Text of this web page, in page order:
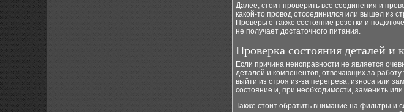
Далее, стоит проверить все соединения и
какой-то провод отсоединился или вышел из
Проверьте также состояние розетки и
не получает достаточного питания.
Проверка состояния деталей и
Если причина неисправности не является
деталей и компонентов, отвечающих за
выйти из строя из-за перегрева, износа или
состояние и, при необходимости, заменить
Также стоит обратить внимание на фильтры и